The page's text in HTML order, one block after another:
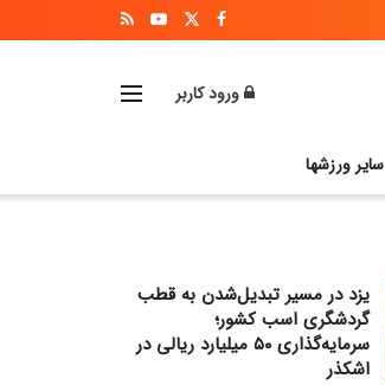
ورود کاربر
سایر ورزشها
یزد در مسیر تبدیل‌شدن به قطب
گردشگری اسب کشور؛
سرمایه‌گذاری ۵۰ میلیارد ریالی در
اشکذر